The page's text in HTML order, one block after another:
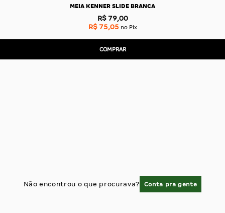
MEIA KENNER SLIDE BRANCA
R$ 79,00
R$ 75,05 no Pix
COMPRAR
Não encontrou o que procurava? Conta pra gente